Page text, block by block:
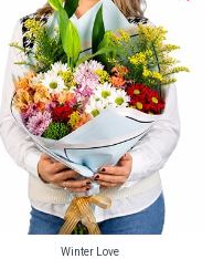
Winter Love